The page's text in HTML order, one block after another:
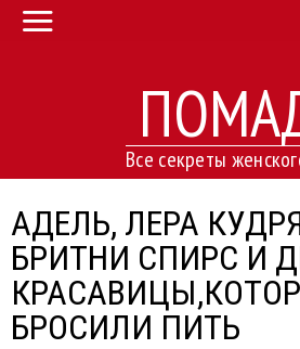
Все секреты
АДЕЛЬ, ЛЕРА
БРИТНИ СПИРС И
БРОСИЛИ ПИТЬ